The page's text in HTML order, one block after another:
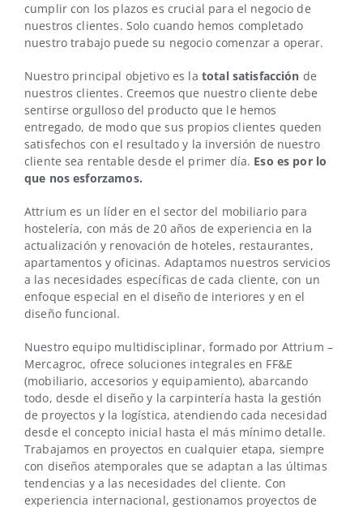
cumplir con los plazos es crucial para el negocio de
nuestros clientes. Solo cuando hemos completado
nuestro trabajo puede su negocio comenzar a operar.
Nuestro principal objetivo es la total satisfacción de
nuestros clientes. Creemos que nuestro cliente debe
sentirse orgulloso del producto que le hemos
entregado, de modo que sus propios clientes queden
satisfechos con el resultado y la inversión de nuestro
cliente sea rentable desde el primer día. Eso es por lo
que nos esforzamos.
Attrium es un líder en el sector del mobiliario para
hostelería, con más de 20 años de experiencia en la
actualización y renovación de hoteles, restaurantes,
apartamentos y oficinas. Adaptamos nuestros servicios
a las necesidades específicas de cada cliente, con un
enfoque especial en el diseño de interiores y en el
diseño funcional.
Nuestro equipo multidisciplinar, formado por Attrium –
Mercagroc, ofrece soluciones integrales en FF&E
(mobiliario, accesorios y equipamiento), abarcando
todo, desde el diseño y la carpintería hasta la gestión
de proyectos y la logística, atendiendo cada necesidad
desde el concepto inicial hasta el más mínimo detalle.
Trabajamos en proyectos en cualquier etapa, siempre
con diseños atemporales que se adaptan a las últimas
tendencias y a las necesidades del cliente. Con
experiencia internacional, gestionamos proyectos de